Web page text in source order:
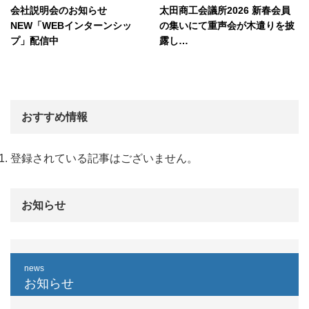
会社説明会のお知らせ
NEW「WEBインターンシッ
プ」配信中
太田商工会議所2026 新春会員
の集いにて重声会が木遣りを披
露し…
おすすめ情報
登録されている記事はございません。
お知らせ
news
お知らせ